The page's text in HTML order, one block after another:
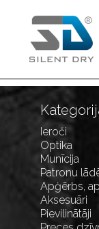
Ieroči
Optika
Munīcija
Patronu
Apģērbs,
Aksesuāri
Pievilinātāji